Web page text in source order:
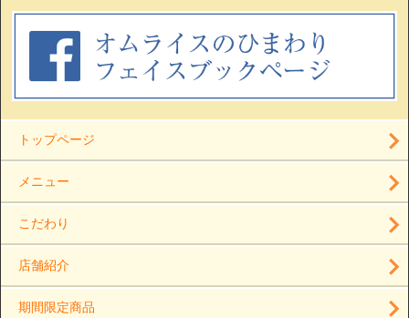
トップページ
メニュー
こだわり
店舗紹介
期間限定商品